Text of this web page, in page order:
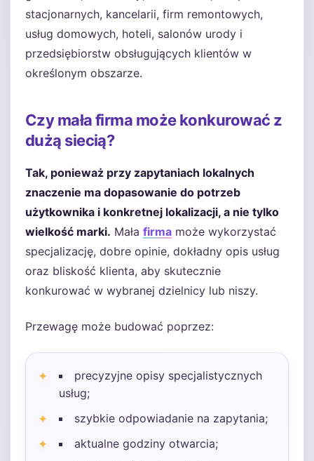
stacjonarnych, kancelarii, firm remontowych,
usług domowych, hoteli, salonów urody i
przedsiębiorstw obsługujących klientów w
określonym obszarze.
Czy mała firma może konkurować z
dużą siecią?
Tak, ponieważ przy zapytaniach lokalnych
znaczenie ma dopasowanie do potrzeb
użytkownika i konkretnej lokalizacji, a nie tylko
wielkość marki. Mała firma może wykorzystać
specjalizację, dobre opinie, dokładny opis usług
oraz bliskość klienta, aby skutecznie
konkurować w wybranej dzielnicy lub niszy.
Przewagę może budować poprzez:
precyzyjne opisy specjalistycznych
usług;
szybkie odpowiadanie na zapytania;
aktualne godziny otwarcia;